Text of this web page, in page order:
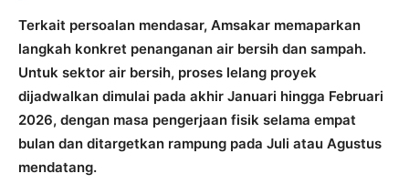
Terkait persoalan mendasar, Amsakar memaparkan
langkah konkret penanganan air bersih dan sampah.
Untuk sektor air bersih, proses lelang proyek
dijadwalkan dimulai pada akhir Januari hingga Februari
2026, dengan masa pengerjaan fisik selama empat
bulan dan ditargetkan rampung pada Juli atau Agustus
mendatang.